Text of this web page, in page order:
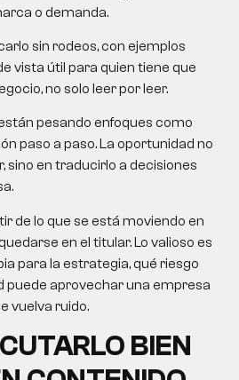
o demanda.
sin rodeos, con ejemplos
vista útil para quien tiene que
no solo leer por leer.
pesando enfoques como
paso a paso. La oportunidad no
sino en traducirlo a decisiones
de lo que se está moviendo en
en el titular. Lo valioso es
para la estrategia, qué riesgo
puede aprovechar una empresa
vuelva ruido.
BIEN